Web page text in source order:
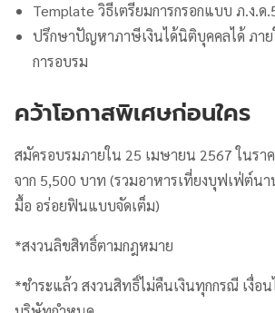
Template วิธีเตรียมการกรอกแบบ ภ.ง.ด
ปรึกษาปัญหาภาษีเงินได้นิติบุคคลได้ ภา
การอบรม
คว้าโอกาสพิเศษก่อนใคร
สมัครอบรมภายใน 25 เมษายน 2567 ในรา
จาก 5,500 บาท (รวมอาหารเที่ยงบุฟเฟ่ต์น
มื้อ อร่อยฟินแบบจัดเต็ม)
*สงวนลิขสิทธิ์ตามกฎหมาย
*ชำระแล้ว สงวนสิทธิ์ไม่คืนเงินทุกกรณี เงื่อ